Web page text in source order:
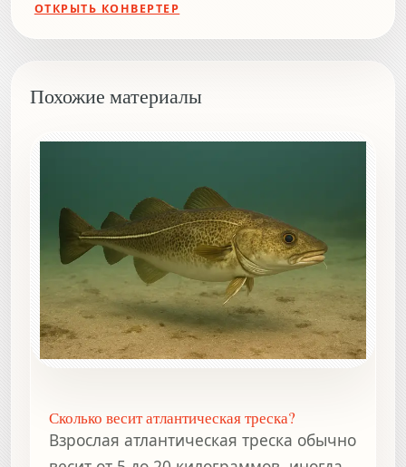
ОТКРЫТЬ КОНВЕРТЕР
Похожие материалы
Сколько весит атлантическая треска?
Взрослая атлантическая треска обычно